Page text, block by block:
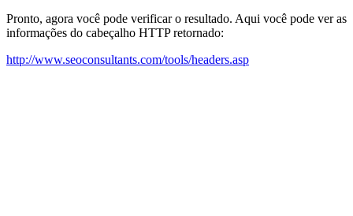
Pronto, agora você pode verificar o resultado. Aqui você pode ver as
informações do cabeçalho HTTP retornado:
http://www.seoconsultants.com/tools/headers.asp